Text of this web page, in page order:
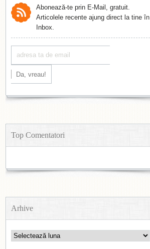
Abonează-te prin E-Mail, gratuit.
Articolele recente ajung direct la tine în
Inbox.
Top Comentatori
Arhive
Arhive